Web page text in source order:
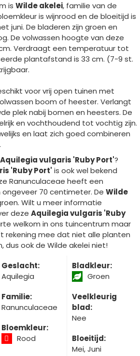
is Wilde akelei, familie van de
is wijnrood en de bloeitijd is
juni. De bladeren zijn groen en
De volwassen hoogte van deze
Verdraagt een temperatuur tot
plantafstand is 33 cm. (7-9 st.
voor vrij open tuinen met
boom of heester. Verlangt
plek nabij bomen en heesters. De
en vochthoudend tot vochtig zijn.
en laat zich goed combineren
Aquilegia vulgaris 'Ruby Port'?
'Ruby Port' is ook wel bekend
Ranunculaceae heeft een
70 centimeter. De Wilde
Wilt u meer informatie
deze Aquilegia vulgaris 'Ruby
welkom in ons tuincentrum maar
rekening mee dat niet alle planten
dus ook de Wilde akelei niet!
Geslacht:
Aquilegia
Familie:
Ranunculaceae
Bloemkleur:
Rood
Bladkleur:
Groen
Veelkleurig
blad:
Nee
Bloeitijd:
Mei, Juni